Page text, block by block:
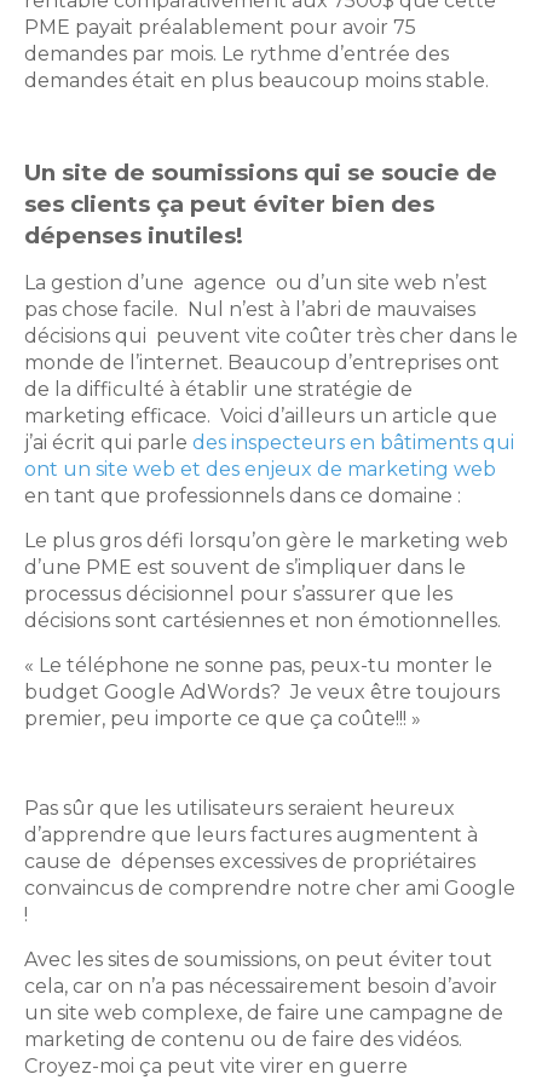
PME payait préalablement pour avoir 75
demandes par mois. Le rythme d’entrée des
demandes était en plus beaucoup moins stable.
Un site de soumissions qui se soucie de
ses clients ça peut éviter bien des
dépenses inutiles!
La gestion d’une agence ou d’un site web n’est
pas chose facile. Nul n’est à l’abri de mauvaises
décisions qui peuvent vite coûter très cher dans le
monde de l’internet. Beaucoup d’entreprises ont
de la difficulté à établir une stratégie de
marketing efficace. Voici d’ailleurs un article que
j’ai écrit qui parle des inspecteurs en bâtiments qui
ont un site web et des enjeux de marketing web
en tant que professionnels dans ce domaine :
Le plus gros défi lorsqu’on gère le marketing web
d’une PME est souvent de s’impliquer dans le
processus décisionnel pour s’assurer que les
décisions sont cartésiennes et non émotionnelles.
« Le téléphone ne sonne pas, peux-tu monter le
budget Google AdWords? Je veux être toujours
premier, peu importe ce que ça coûte!!! »
Pas sûr que les utilisateurs seraient heureux
d’apprendre que leurs factures augmentent à
cause de dépenses excessives de propriétaires
convaincus de comprendre notre cher ami Google
!
Avec les sites de soumissions, on peut éviter tout
cela, car on n’a pas nécessairement besoin d’avoir
un site web complexe, de faire une campagne de
marketing de contenu ou de faire des vidéos.
Croyez-moi ça peut vite virer en guerre